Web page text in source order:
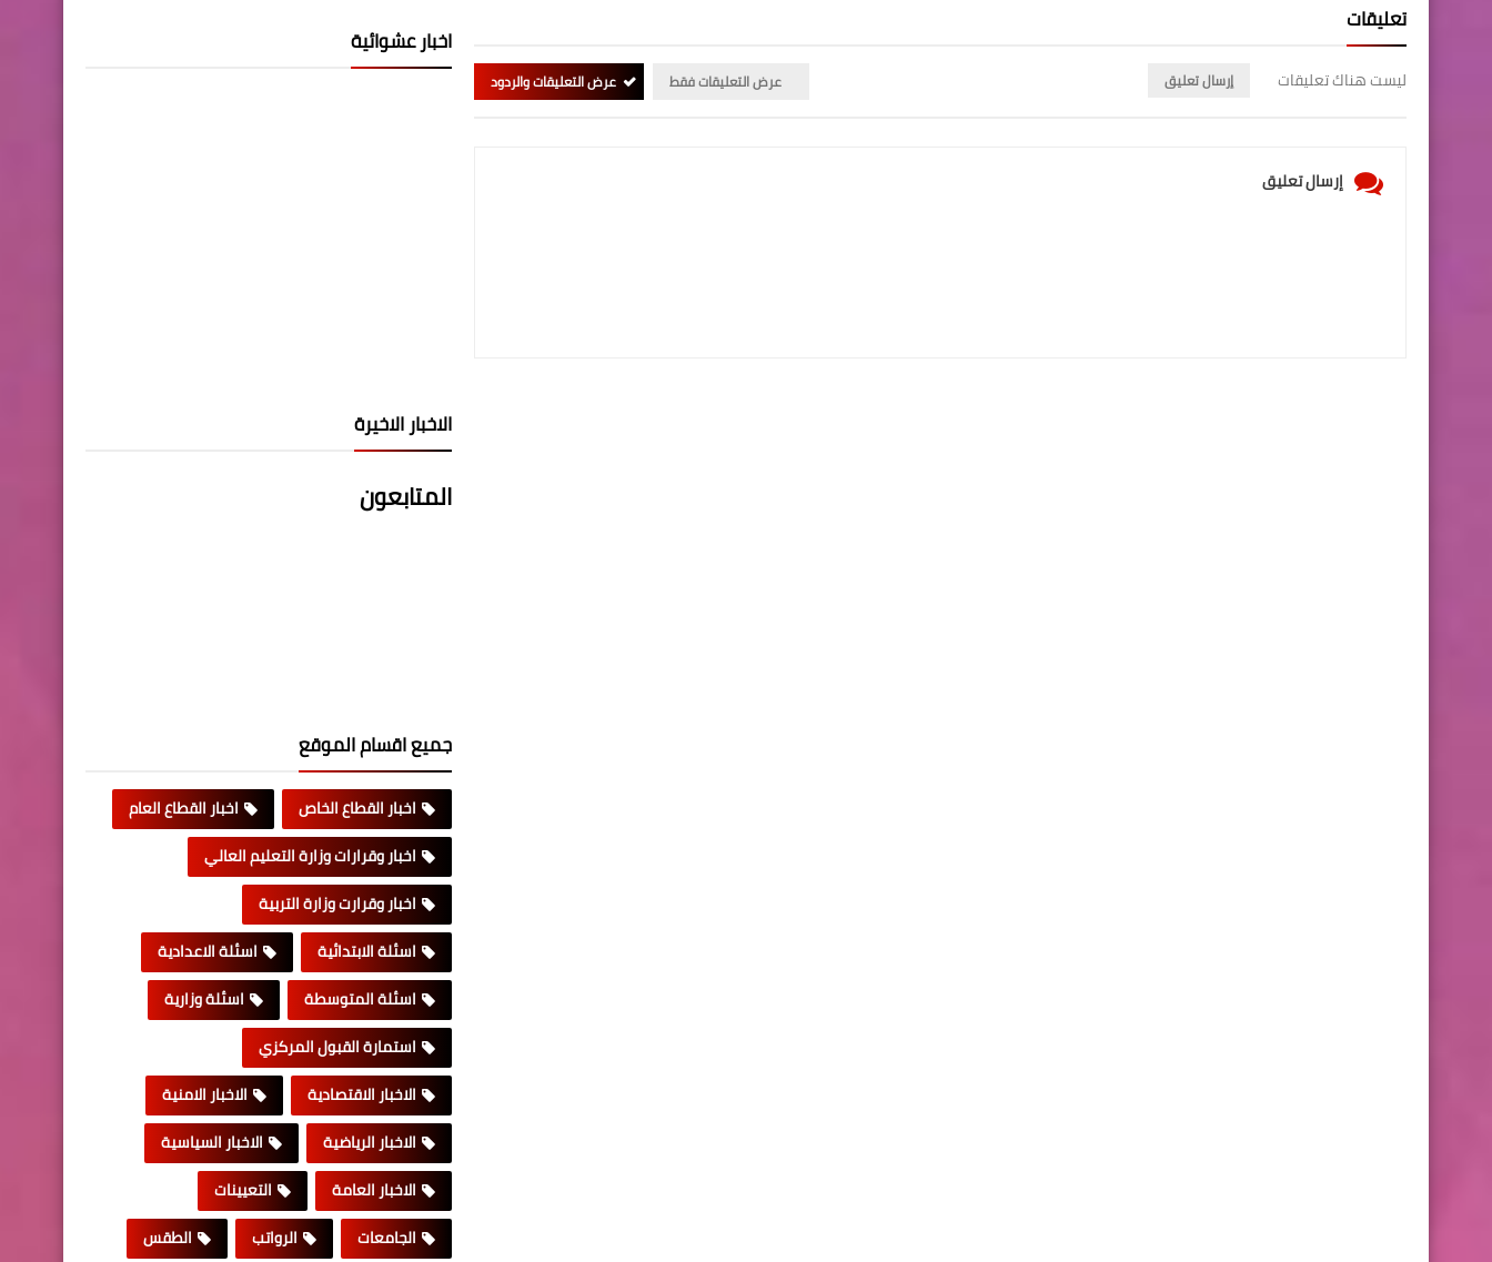
تعليقات
ليست هناك تعليقات إرسال تعليق عرض التعليقات فقط عرض التعليقات والردود
إرسال تعليق
اخبار عشوائية
الاخبار الاخيرة
المتابعون
جميع اقسام الموقع
اخبار القطاع الخاص
اخبار القطاع العام
اخبار وقرارات وزارة التعليم العالي
اخبار وقرارت وزارة التربية
اسئلة الابتدائية
اسئلة الاعدادية
اسئلة المتوسطة
اسئلة وزارية
استمارة القبول المركزي
الاخبار الاقتصادية
الاخبار الامنية
الاخبار الرياضية
الاخبار السياسية
الاخبار العامة
التعيينات
الجامعات
الرواتب الطقس